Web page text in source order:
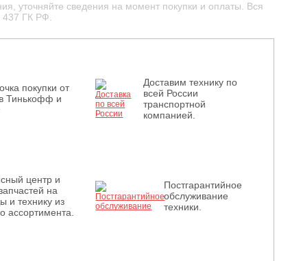
уточняйте сведения на момент покупки и оплаты. Вся
437 ГК РФ.
покупки от
Тинькофф и
Доставим технику по
всей России
транспортной
компанией.
центр и
на
и технику из
ассортимента.
Постгарантийное
обслуживание
техники.